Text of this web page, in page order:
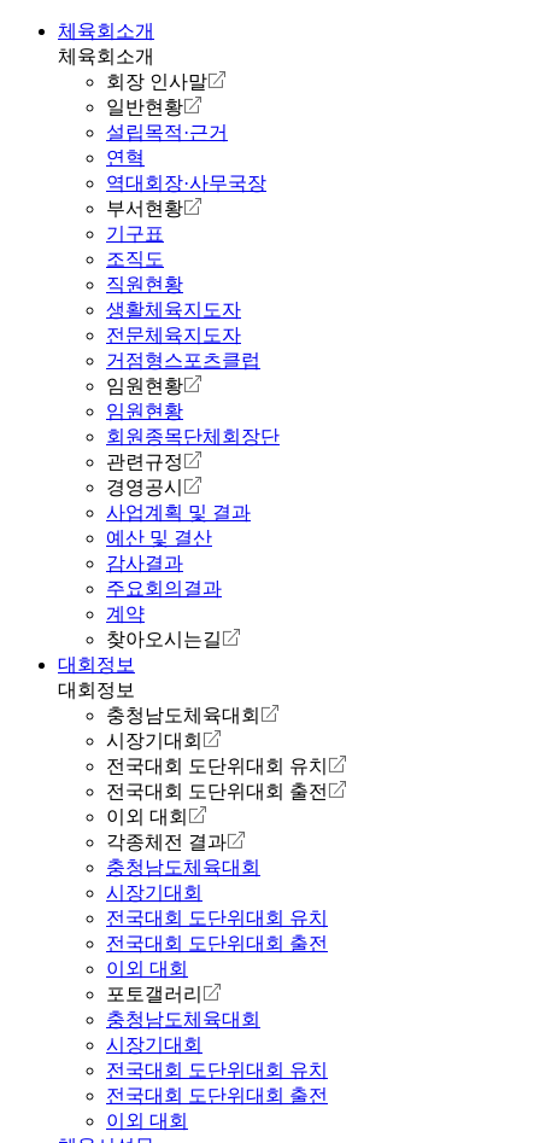
체육회소개
체육회소개
회장 인사말
일반현황
설립목적·근거
연혁
역대회장·사무국장
부서현황
기구표
조직도
직원현황
생활체육지도자
전문체육지도자
거점형스포츠클럽
임원현황
임원현황
회원종목단체회장단
관련규정
경영공시
사업계획 및 결과
예산 및 결산
감사결과
주요회의결과
계약
찾아오시는길
대회정보
대회정보
충청남도체육대회
시장기대회
전국대회 도단위대회 유치
전국대회 도단위대회 출전
이외 대회
각종체전 결과
충청남도체육대회
시장기대회
전국대회 도단위대회 유치
전국대회 도단위대회 출전
이외 대회
포토갤러리
충청남도체육대회
시장기대회
전국대회 도단위대회 유치
전국대회 도단위대회 출전
이외 대회